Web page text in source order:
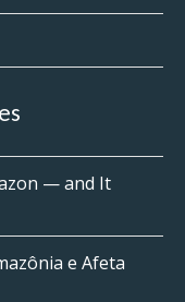
— and It
e Afeta